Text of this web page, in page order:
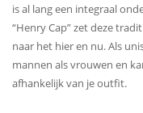
is al lang een integraal
“Henry Cap” zet deze
naar het hier en nu. Als
mannen als vrouwen en
afhankelijk van je outfit.